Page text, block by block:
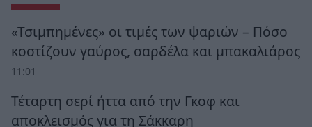
«Τσιμπημένες» οι τιμές των ψαριών – Πόσο
κοστίζουν γαύρος, σαρδέλα και μπακαλιάρος
11:01
Τέταρτη σερί ήττα από την Γκοφ και
αποκλεισμός για τη Σάκκαρη